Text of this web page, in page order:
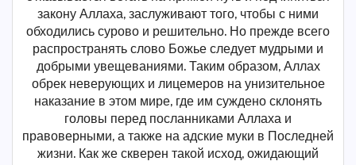
закону Аллаха, заслуживают того, чтобы с ними
обходились сурово и решительно. Но прежде всего
распространять слово Божье следует мудрыми и
добрыми увещеваниями. Таким образом, Аллах
обрек неверующих и лицемеров на унизительное
наказание в этом мире, где им суждено склонять
головы перед посланниками Аллаха и
правоверными, а также на адские муки в Последней
жизни. Как же скверен такой исход, ожидающий